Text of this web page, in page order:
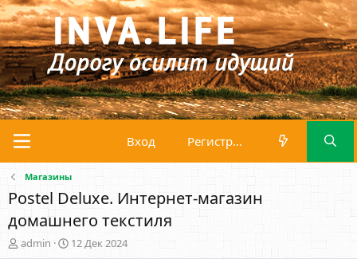
Вход Регистрация
Магазины
Postel Deluxe. Интернет-магазин
домашнего текстиля
А
admin
Д12 Дек 2024